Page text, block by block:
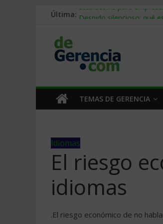
Última: Stablecoins para
Trabajo forzoso en la
Mercado hispano de EE.
TEMAS DE GERENCIA
Idiomas
El riesgo
idiomas
.El riesgo económico de no